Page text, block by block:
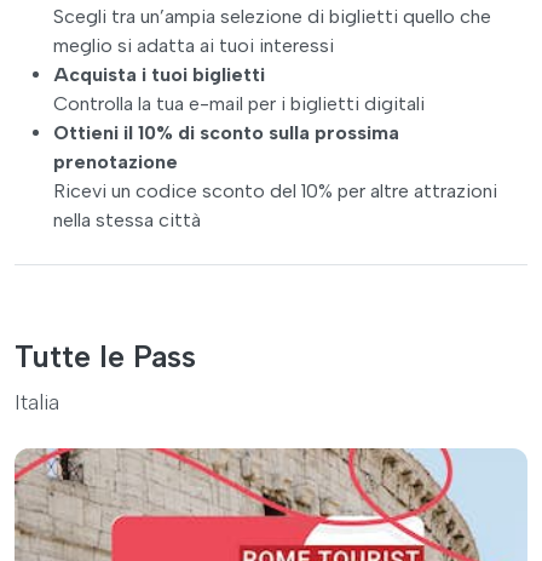
Scegli tra un’ampia selezione di biglietti quello che
meglio si adatta ai tuoi interessi
Acquista i tuoi biglietti
Controlla la tua e-mail per i biglietti digitali
Ottieni il 10% di sconto sulla prossima
prenotazione
Ricevi un codice sconto del 10% per altre attrazioni
nella stessa città
Tutte le Pass
Italia